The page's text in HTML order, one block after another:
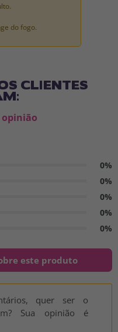
do fogo.
CLIENTES
opinião
0%
0%
0%
0%
0%
este produto
quer ser o
Sua opinião é